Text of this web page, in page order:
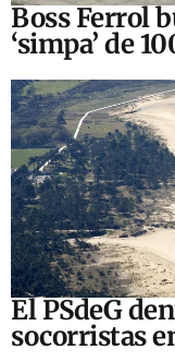
Boss Ferrol
‘simpa’ de
El PSdeG
socorristas